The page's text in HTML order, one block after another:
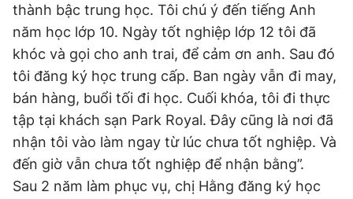
thành bậc trung học. Tôi chú ý đến tiếng Anh
năm học lớp 10. Ngày tốt nghiệp lớp 12 tôi đã
khóc và gọi cho anh trai, để cảm ơn anh. Sau đó
tôi đăng ký học trung cấp. Ban ngày vẫn đi may,
bán hàng, buổi tối đi học. Cuối khóa, tôi đi thực
tập tại khách sạn Park Royal. Đây cũng là nơi đã
nhận tôi vào làm ngay từ lúc chưa tốt nghiệp. Và
đến giờ vẫn chưa tốt nghiệp để nhận bằng”.
Sau 2 năm làm phục vụ, chị Hằng đăng ký học